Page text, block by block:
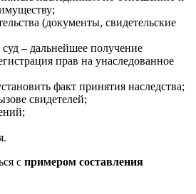
(документы, свидетельские
– дальнейшее получение
прав на унаследованное
факт принятия наследства;
свидетелей;
с примером составления